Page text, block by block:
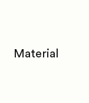
Material